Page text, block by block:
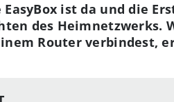
EasyBox ist da und die
des Heimnetzwerks.
Router verbindest,